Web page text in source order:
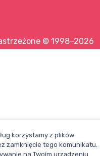
© 1998–2026
korzystamy z plików
zamknięcie tego komunikatu.
na Twoim urządzeniu